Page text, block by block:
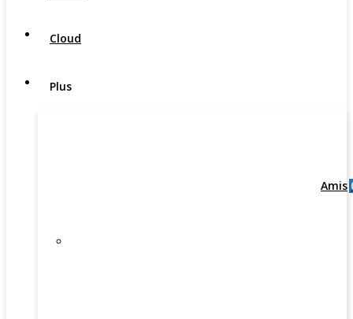
Cloud
Plus
Amis